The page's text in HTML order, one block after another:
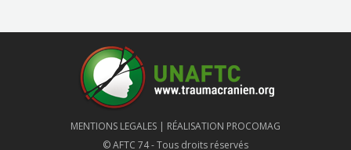
MENTIONS LEGALES | RÉALISATION PROCOMAG
© AFTC 74 - Tous droits réservés